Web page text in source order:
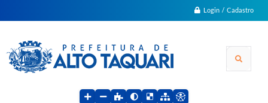
Login / Cadastro